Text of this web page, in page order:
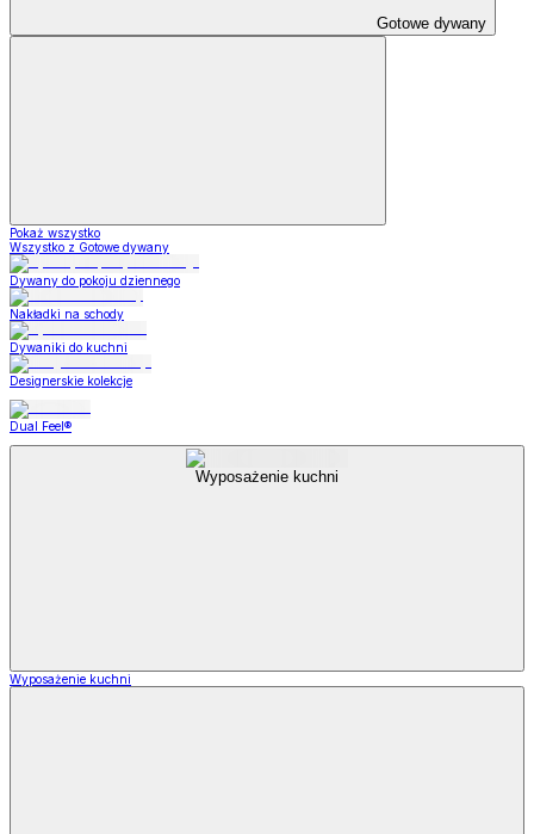
Gotowe dywany
Pokaż wszystko
Wszystko z Gotowe dywany
Dywany do pokoju dziennego
Nakładki na schody
Dywaniki do kuchni
Designerskie kolekcje
Dual Feel®
Wyposażenie kuchni
Wyposażenie kuchni